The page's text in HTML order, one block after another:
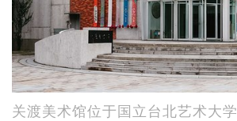
关渡美术馆位于国立台北艺术大学